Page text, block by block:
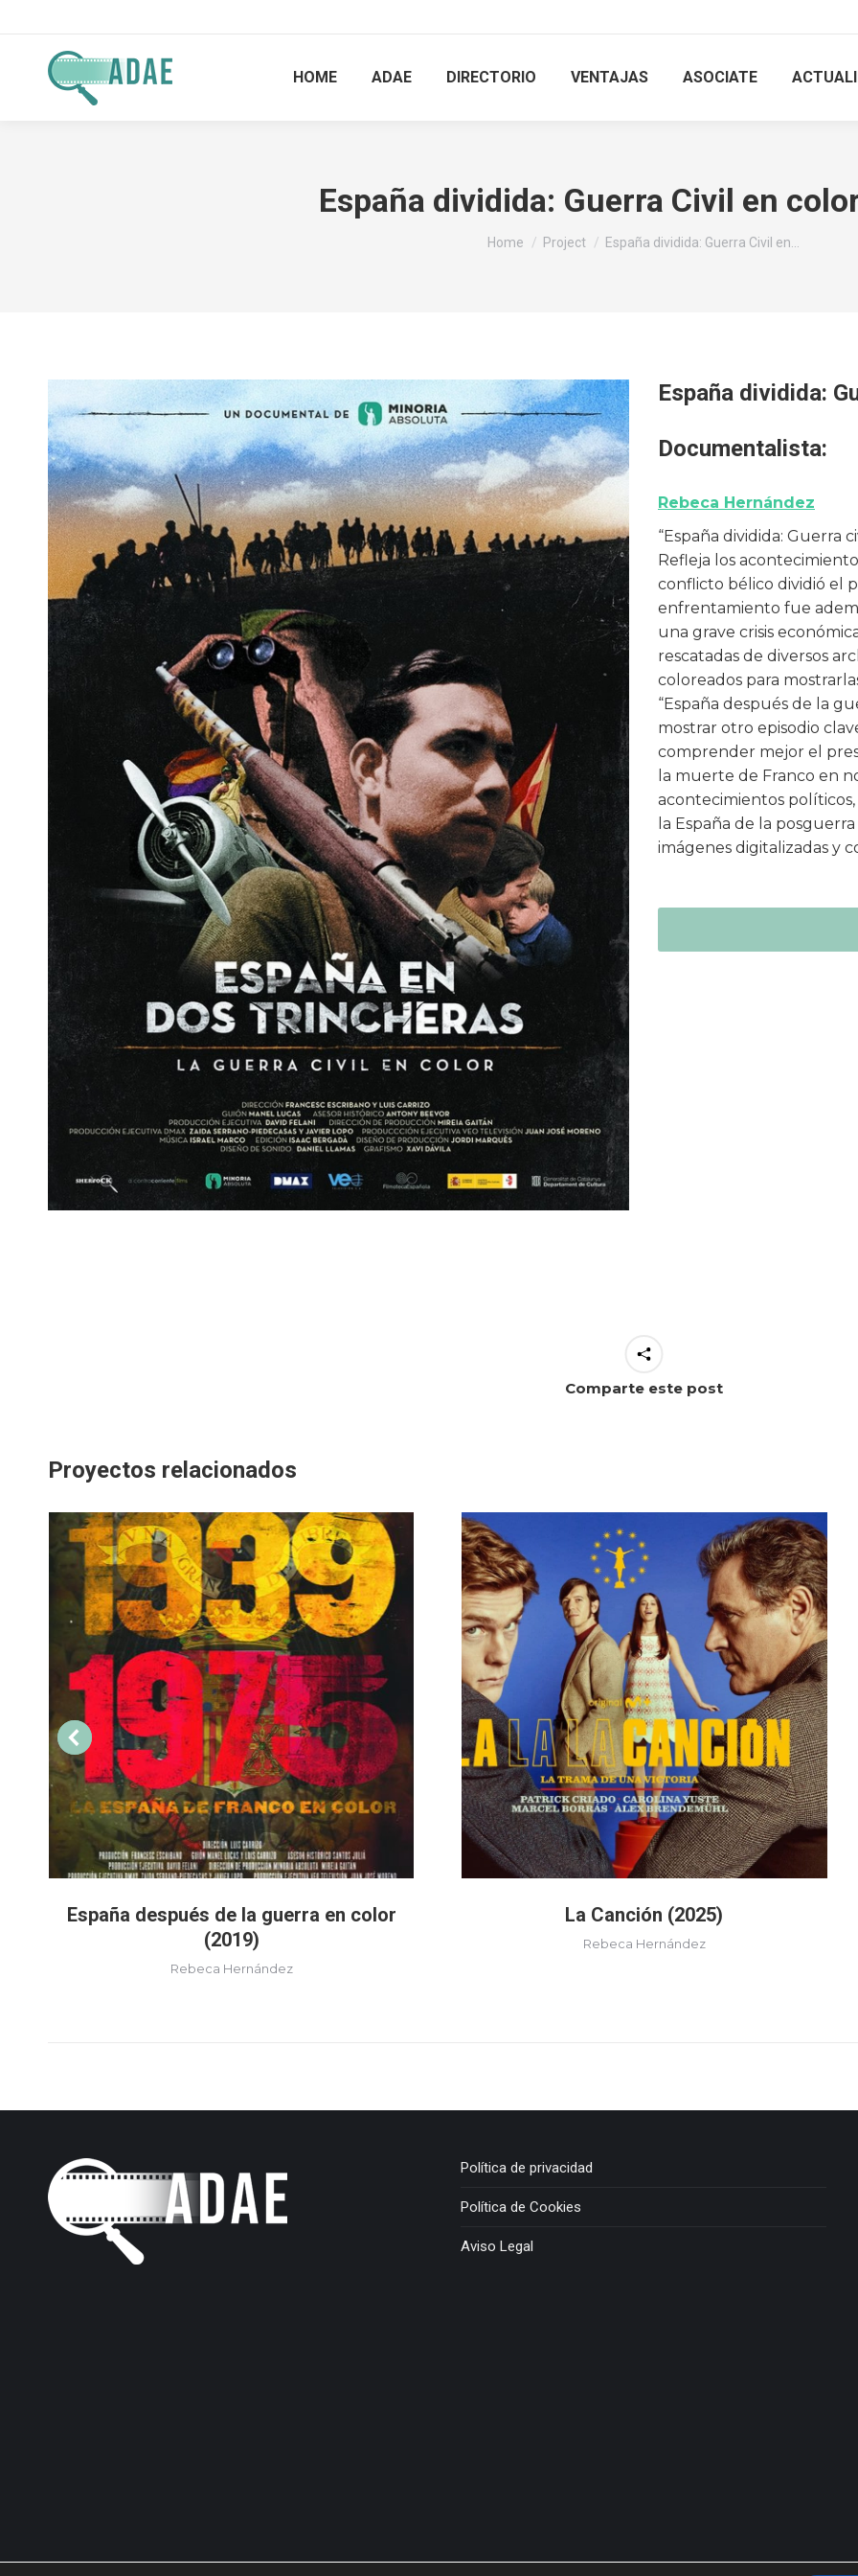
HOME ADAE DIRECTORIO VENTAJAS ASOCIATE
España dividida: Guerra Civil en
You are here:
Home Project España dividida: Guerra Civil en…
España dividida:
Documentalista:
Rebeca Hernández
“España dividida: Guerra
Refleja los
conflicto bélico dividió el
enfrentamiento fue
una grave crisis
rescatadas de diversos
coloreados para
“España después de la
mostrar otro episodio
comprender mejor el
la muerte de Franco en
acontecimientos
la España de la
imágenes digitalizadas y
Comparte este post
Proyectos relacionados
España después de la guerra en color
(2019)
Rebeca Hernández
La Canción (2025)
Rebeca Hernández
Política de privacidad
Política de Cookies
Aviso Legal